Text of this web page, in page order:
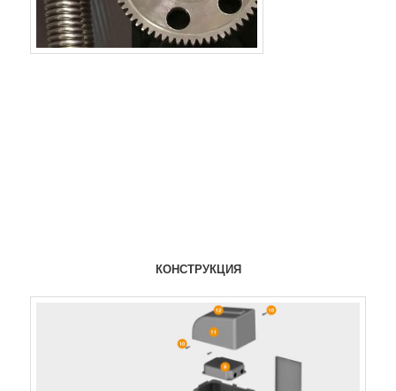
КОНСТРУКЦИЯ